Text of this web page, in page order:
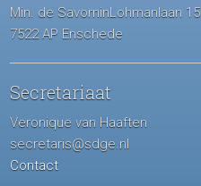
Min. de SavorninLohmanlaan 15
7522 AP Enschede
Secretariaat
Veronique van Haaften
secretaris@sdge.nl
Contact